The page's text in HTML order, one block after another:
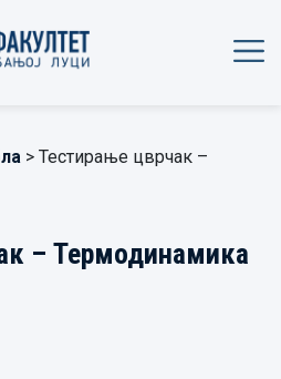
> Тестирање цврчак –
– Термодинамика